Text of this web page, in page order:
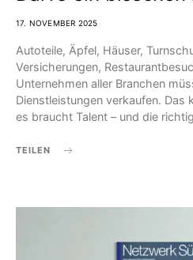
17. NOVEMBER 2025
Autoteile, Äpfel, Häuser,
Versicherungen,
Unternehmen aller Branchen
Dienstleistungen verkaufen. Das
es braucht Talent – und die
TEILEN